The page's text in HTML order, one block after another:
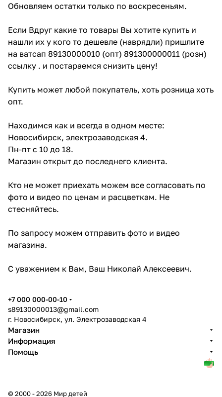
Обновляем остатки только по воскресеньям.
Если Вдруг какие то товары Вы хотите купить и
нашли их у кого то дешевле (наврядли) пришлите
на ватсап 89130000010 (опт) 891300000011 (розн)
ссылку . и постараемся снизить цену!
Купить может любой покупатель, хоть розница хоть
опт.
Находимся как и всегда в одном месте:
Новосибирск, электрозаводская 4.
Пн-пт с 10 до 18.
Магазин открыт до последнего клиента.
Кто не может приехать можем все согласовать по
фото и видео по ценам и расцветкам. Не
стесняйтесь.
По запросу можем отправить фото и видео
магазина.
С уважением к Вам, Ваш Николай Алексеевич.
+7 000 000-00-10
s89130000013@gmail.com
г. Новосибирск, ул. Электрозаводская 4
Магазин
Информация
Помощь
© 2000 - 2026 Мир детей